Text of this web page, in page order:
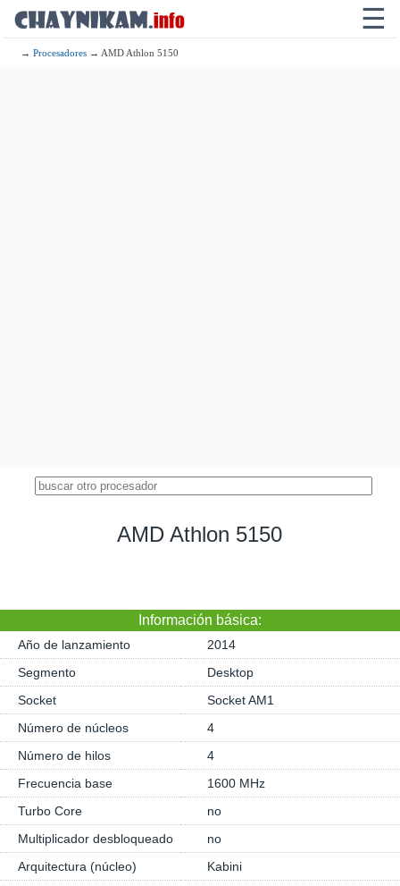
☰
→Procesadores → AMD Athlon 5150
AMD Athlon 5150
Información básica:
Año de lanzamiento
2014
Segmento
Desktop
Socket
Socket AM1
Número de núcleos
4
Número de hilos
4
Frecuencia base
1600 MHz
Turbo Core
no
Multiplicador desbloqueado
no
Arquitectura (núcleo)
Kabini